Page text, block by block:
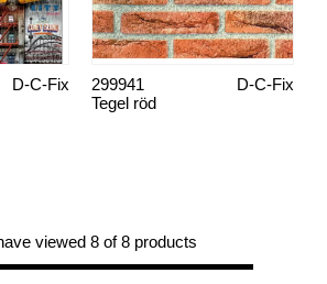
D-C-Fix
Tegel röd
D-C-Fix
299941
viewed 8 of 8 products